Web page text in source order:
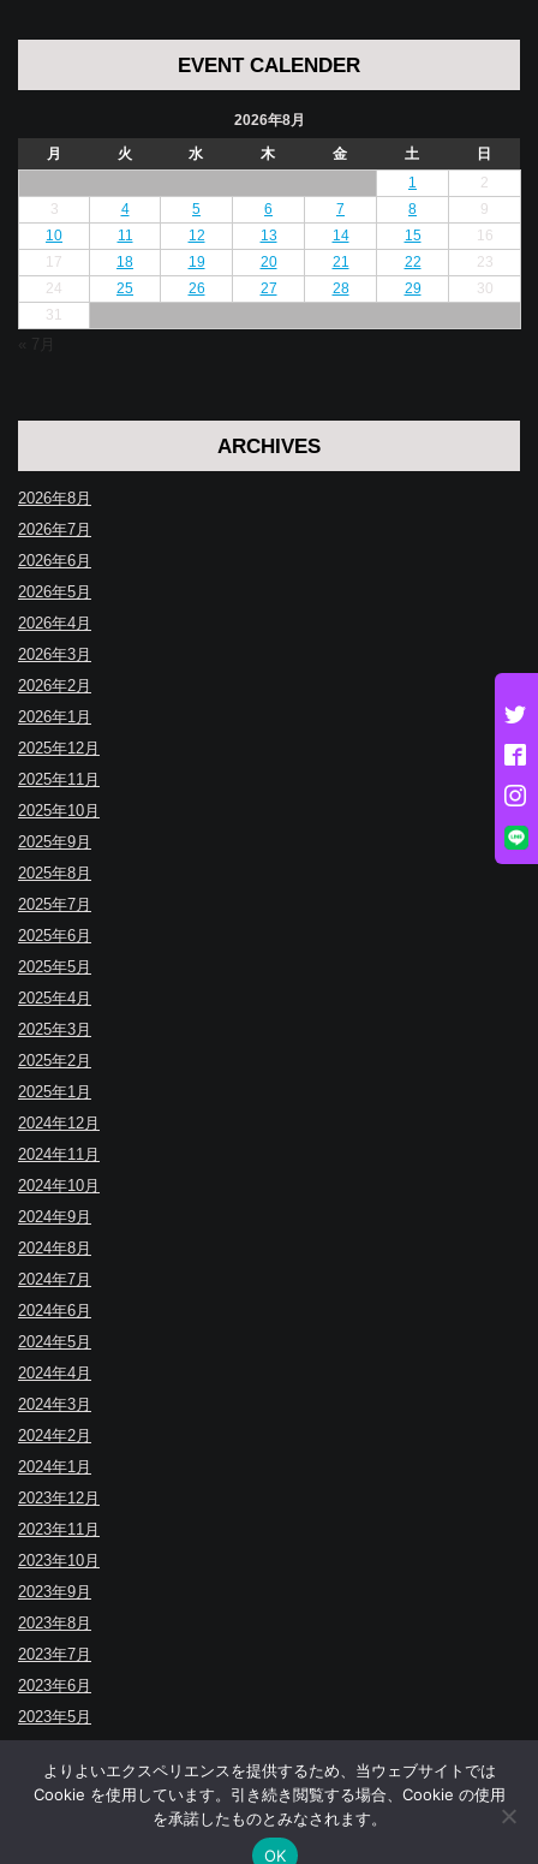
EVENT CALENDER
2026年8月
月
火 水 木 金 土
日
1
2
3
4 5 6 7 8
9
10
11 12 13 14 15
16
17
18 19 20 21 22
23
24
25 26 27 28 29
30
31
« 7月
ARCHIVES
2026年8月
2026年7月
2026年6月
2026年5月
2026年4月
2026年3月
2026年2月
2026年1月
2025年12月
2025年11月
2025年10月
2025年9月
2025年8月
2025年7月
2025年6月
2025年5月
2025年4月
2025年3月
2025年2月
2025年1月
2024年12月
2024年11月
2024年10月
2024年9月
2024年8月
2024年7月
2024年6月
2024年5月
2024年4月
2024年3月
2024年2月
2024年1月
2023年12月
2023年11月
2023年10月
2023年9月
2023年8月
2023年7月
2023年6月
2023年5月
© BUDOYA.
よりよいエクスペリエンスを提供するため、当ウェブサイトでは
Cookie を使用しています。引き続き閲覧する場合、Cookie の使用
を承諾したものとみなされます。
OK